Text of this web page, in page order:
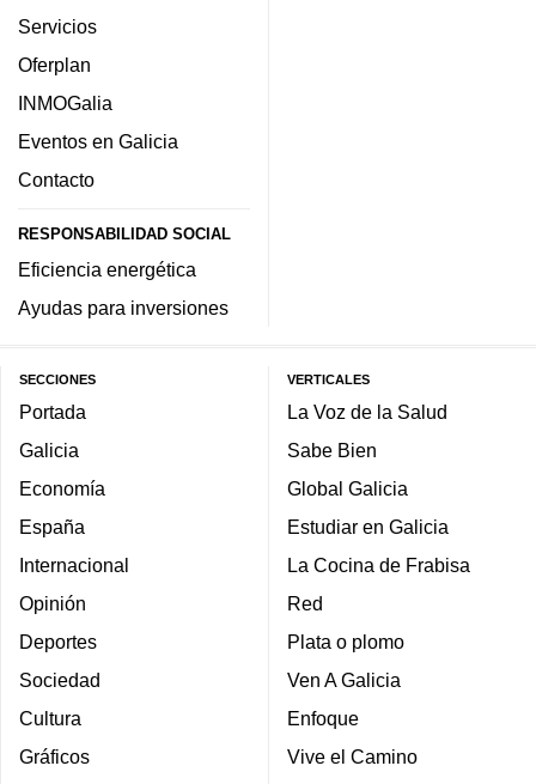
Servicios
Oferplan
INMOGalia
Eventos en Galicia
Contacto
RESPONSABILIDAD SOCIAL
Eficiencia energética
Ayudas para inversiones
SECCIONES
Portada
Galicia
Economía
España
Internacional
Opinión
Deportes
Sociedad
Cultura
Gráficos
VERTICALES
La Voz de la Salud
Sabe Bien
Global Galicia
Estudiar en Galicia
La Cocina de Frabisa
Red
Plata o plomo
Ven A Galicia
Enfoque
Vive el Camino